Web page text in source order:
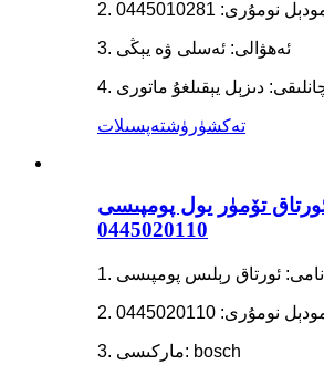
مودېل نومۇرى: 0445010281
3. ئەھۋالى: ئەسلى ۋە يېڭى
دىزېل يېقىلغۇ ماتورى
تەكشۈرۈشتەپسىلات
تۆمۈر يول پومپىسى
0445020110
نامى: ئورتاق رېلىس پومپىسى
مودېل نومۇرى: 0445020110
3. ماركىسى: bosch